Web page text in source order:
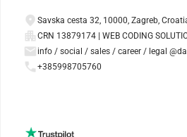
Savska cesta 32, 10000, Zagreb,
CRN 13879174 | WEB CODING
info / social / sales / career / legal
+385998705760